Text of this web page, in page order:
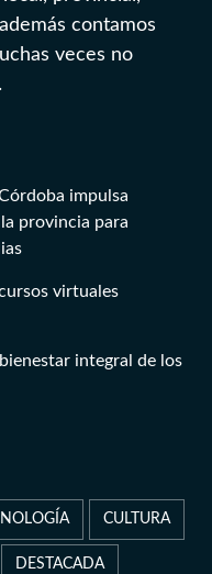
contamos
veces no
impulsa
provincia para
virtuales
integral de los
CULTURA
DESTACADA